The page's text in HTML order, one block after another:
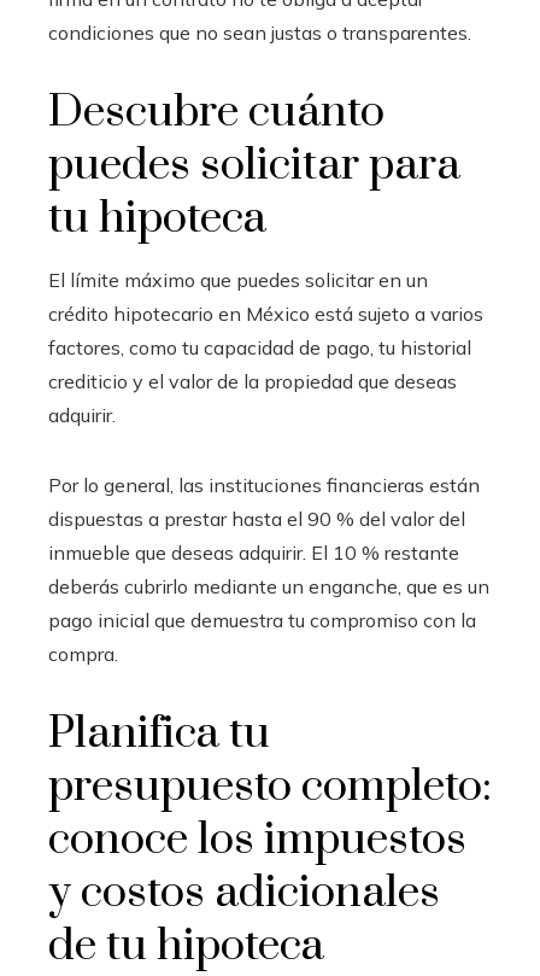
condiciones que no sean justas o transparentes.
Descubre cuánto
puedes solicitar para
tu hipoteca
El límite máximo que puedes solicitar en un
crédito hipotecario en México está sujeto a varios
factores, como tu capacidad de pago, tu historial
crediticio y el valor de la propiedad que deseas
adquirir.
Por lo general, las instituciones financieras están
dispuestas a prestar hasta el 90 % del valor del
inmueble que deseas adquirir. El 10 % restante
deberás cubrirlo mediante un enganche, que es un
pago inicial que demuestra tu compromiso con la
compra.
Planifica tu
presupuesto completo:
conoce los impuestos
y costos adicionales
de tu hipoteca